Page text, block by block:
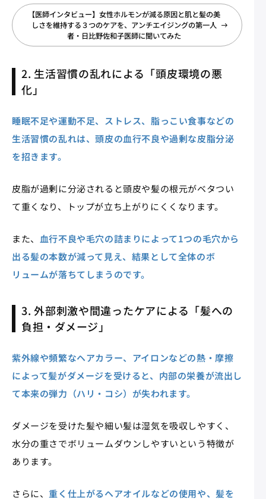
【医師インタビュー】女性ホルモンが減る原因と肌と髪の美
しさを維持する３つのケアを、アンチエイジングの第一人
者・日比野佐和子医師に聞いてみた
2. 生活習慣の乱れによる「頭皮環境の悪
化」
睡眠不足や運動不足、ストレス、脂っこい食事などの
生活習慣の乱れは、頭皮の血行不良や過剰な皮脂分泌
を招きます。
皮脂が過剰に分泌されると頭皮や髪の根元がベタつい
て重くなり、トップが立ち上がりにくくなります。
また、
血行不良や毛穴の詰まりによって1つの毛穴から
出る髪の本数が減って見え、結果として全体のボ
リュームが落ちてしまうのです。
3. 外部刺激や間違ったケアによる「髪への
負担・ダメージ」
紫外線や頻繁なヘアカラー、アイロンなどの熱・摩擦
によって髪がダメージを受けると、内部の栄養が流出し
て本来の弾力（ハリ・コシ）が失われます。
ダメージを受けた髪や細い髪は湿気を吸収しやすく、
水分の重さでボリュームダウンしやすいという特徴が
あります。
さらに、重く仕上がるヘアオイルなどの使用や、髪を